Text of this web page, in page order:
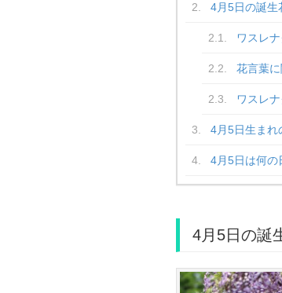
4月5日の誕生
ワスレ
花言葉
ワスレ
4月5日生まれ
4月5日は何の
4月5日の誕